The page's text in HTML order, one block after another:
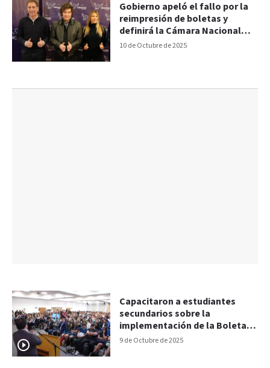
10 de Octubre de 2025
Gobierno apeló el fallo por la
reimpresión de boletas y
definirá la Cámara Nacional
Electoral
9 de Octubre de 2025
Capacitaron a estudiantes
secundarios sobre la
implementación de la Boleta
Única de Papel